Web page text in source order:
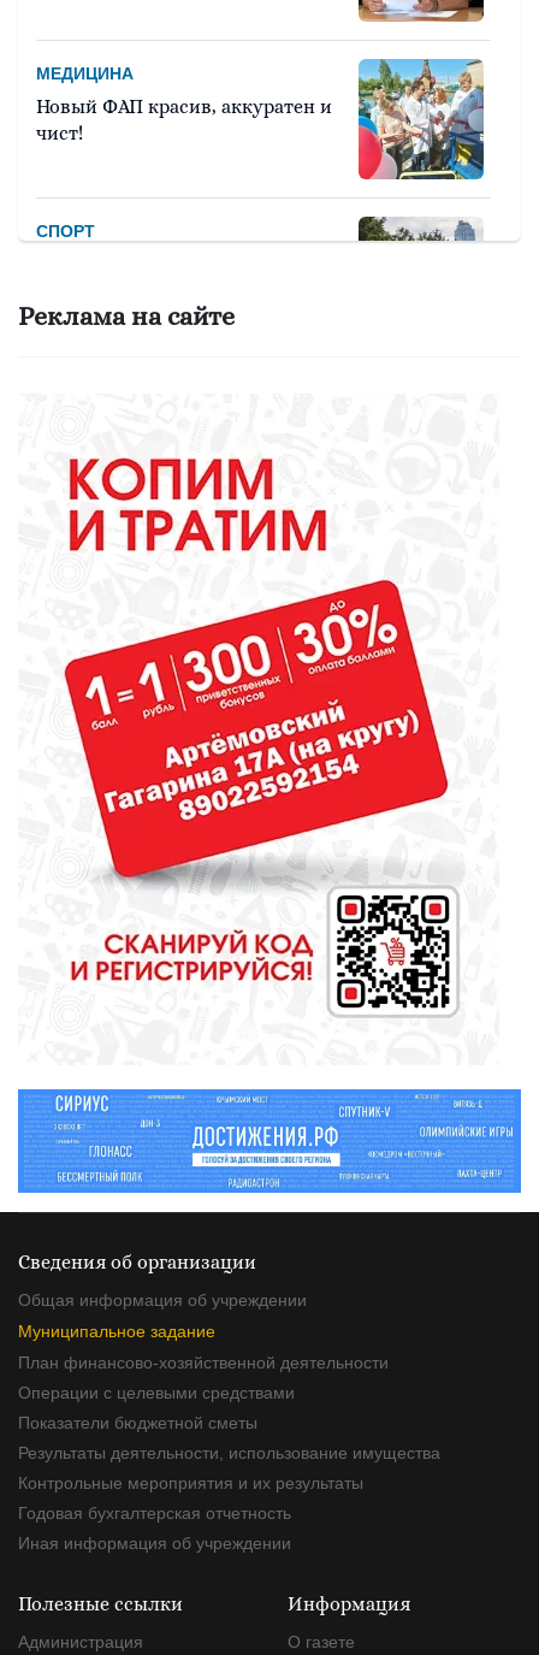
МЕДИЦИНА
Новый ФАП красив, аккуратен и
чист!
СПОРТ
марафоне «Европа – Азия»
библиотекарь? Докажите это
всей стране!
ОБРАЗОВАНИЕ
Сосновоборская школа в финале
конкурса школьных музеев
МЕДИЦИНА
От диеты до режима: все о
питании при грудном
вскармливании
СПОРТ
полицейского
Реклама на сайте
Сведения об организации
Общая информация об учреждении
Муниципальное задание
План финансово-хозяйственной деятельности
Операции с целевыми средствами
Показатели бюджетной сметы
Результаты деятельности, использование имущества
Контрольные мероприятия и их результаты
Годовая бухгалтерская отчетность
Иная информация об учреждении
Полезные ссылки
Администрация
Информация
О газете